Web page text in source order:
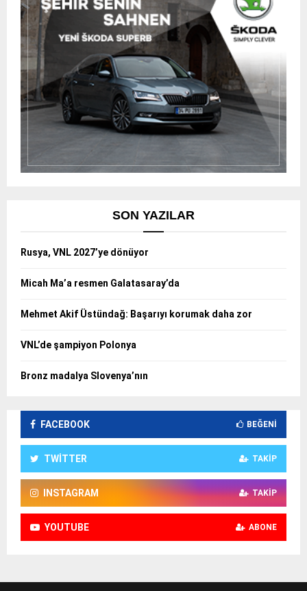
SON YAZILAR
Rusya, VNL 2027’ye dönüyor
Micah Ma’a resmen Galatasaray’da
Mehmet Akif Üstündağ: Başarıyı korumak daha zor
VNL’de şampiyon Polonya
Bronz madalya Slovenya’nın
FACEBOOK BEĞENI
TWITTER TAKIP
INSTAGRAM TAKIP
YOUTUBE ABONE